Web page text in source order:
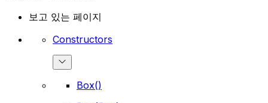
보고 있는 페이지
Constructors
Box()